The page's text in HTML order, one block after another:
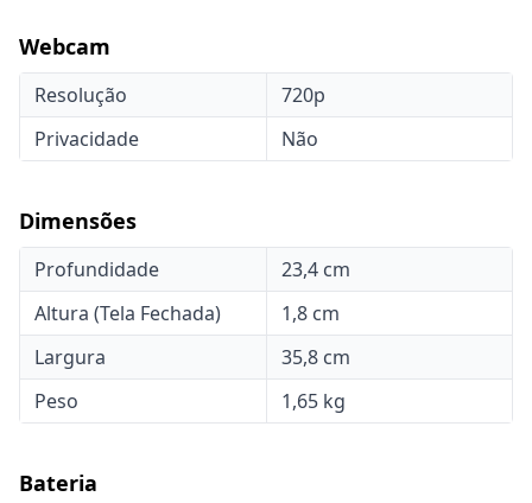
Webcam
Resolução
720p
Privacidade
Não
Dimensões
Profundidade
23,4 cm
Altura (Tela Fechada)
1,8 cm
Largura
35,8 cm
Peso
1,65 kg
Bateria